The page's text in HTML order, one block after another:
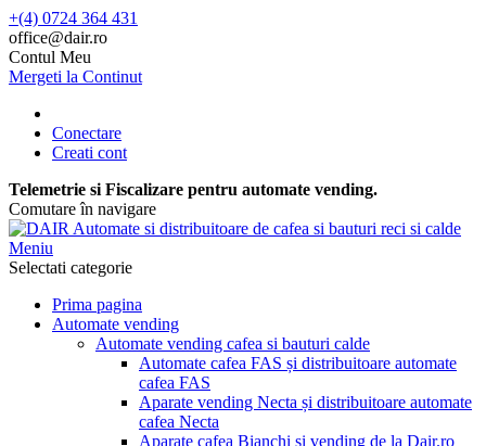
+(4) 0724 364 431
office@dair.ro
Contul Meu
Mergeti la Continut
Conectare
Creati cont
Telemetrie si Fiscalizare pentru automate vending.
Comutare în navigare
Meniu
Selectati categorie
Prima pagina
Automate vending
Automate vending cafea si bauturi calde
Automate cafea FAS și distribuitoare automate
cafea FAS
Aparate vending Necta și distribuitoare automate
cafea Necta
Aparate cafea Bianchi și vending de la Dair.ro